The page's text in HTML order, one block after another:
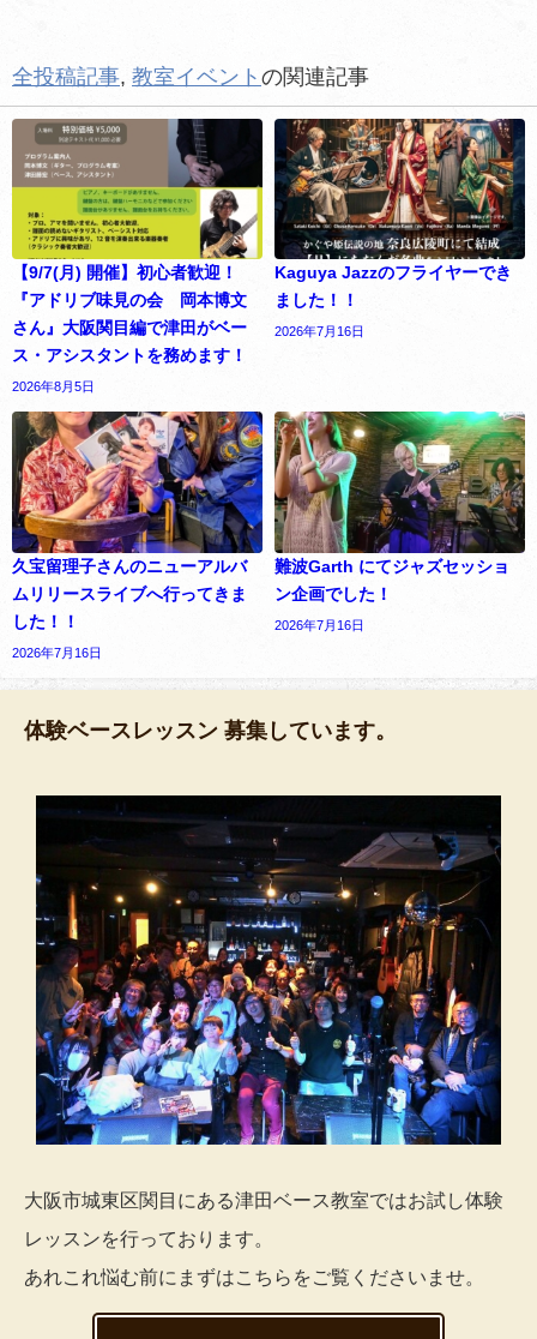
全投稿記事, 教室イベント の関連記事
【9/7(月) 開催】初心者歓迎！
『アドリブ味見の会 岡本博文
さん』大阪関目編で津田がベー
ス・アシスタントを務めます！
2026年8月5日
Kaguya Jazzのフライヤーでき
ました！！
2026年7月16日
久宝留理子さんのニューアルバ
ムリリースライブへ行ってきま
した！！
2026年7月16日
難波Garth にてジャズセッショ
ン企画でした！
2026年7月16日
体験ベースレッスン 募集しています。
大阪市城東区関目にある津田ベース教室ではお試し体験
レッスンを行っております。
あれこれ悩む前にまずはこちらをご覧くださいませ。